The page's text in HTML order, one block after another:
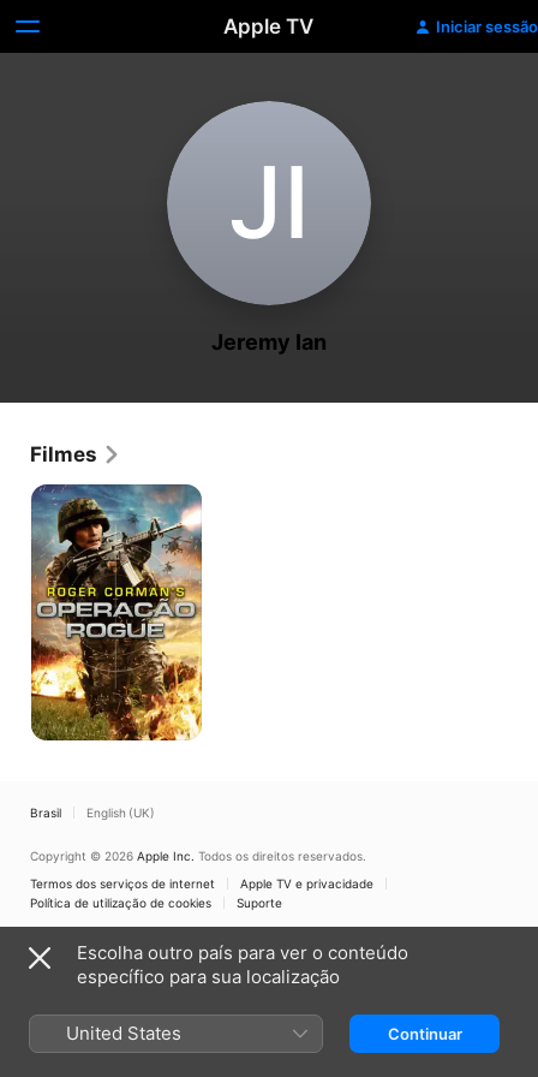
Apple TV Iniciar sessão
J‌I
Jeremy Ian
Filmes
Roger
Corman’s:
Operação
Rogue
Brasil English (UK)
Copyright © 2026 Apple Inc. Todos os direitos reservados.
Termos dos serviços de internet
Apple TV e privacidade
Política de utilização de cookies
Suporte
Escolha outro país para ver o conteúdo
específico para sua localização
United States Continuar